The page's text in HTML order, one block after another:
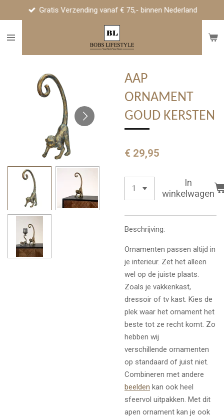
naar
Gratis Verzending vanaf € 75,- binnen Nederland
AAP
ORNAMENT
GOUD KERSTEN
€ 29,95
In
winkelwagen
Beschrijving:
Ornamenten passen altijd in
je interieur. Zet het alleen
wel op de juiste plaats.
Zoals je vakkenkast,
dressoir of tv kast. Kies de
plek waar het ornament het
beste tot ze recht komt. Zo
hebben wij
verschillende ornamenten
op standaard of juist niet.
Combineren met andere
beelden kan ook heel
sfeervol uitpakken. Met dit
apen ornament kan je ook